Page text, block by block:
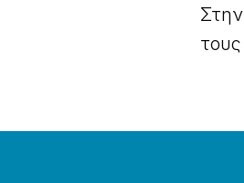
τους